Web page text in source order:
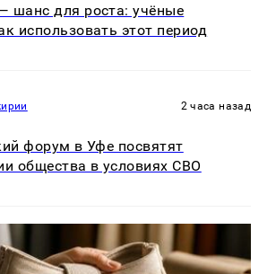
шанс для роста: учёные
использовать этот период
2 часа назад
форум в Уфе посвятят
общества в условиях СВО